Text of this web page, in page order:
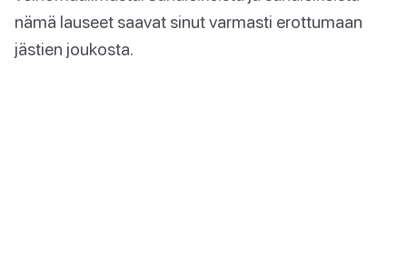
nämä lauseet saavat sinut varmasti erottumaan
jästien joukosta.